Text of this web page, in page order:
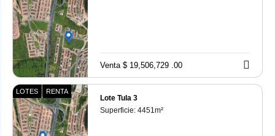
Venta $ 19,506,729 .00
LOTES RENTA
Lote Tula 3
Superficie: 4451 m²